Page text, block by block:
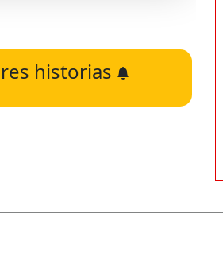
historias